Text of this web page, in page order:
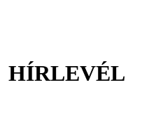
HÍRLEVÉL